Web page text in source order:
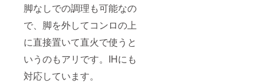
脚なしでの調理も可能なの
で、脚を外してコンロの上
に直接置いて直火で使うと
いうのもアリです。IHにも
対応しています。